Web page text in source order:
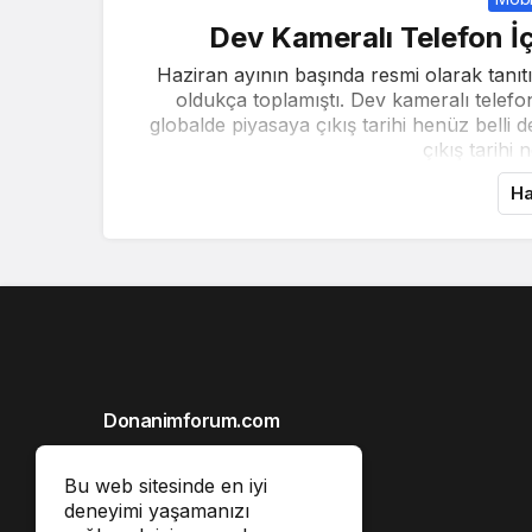
Dev Kameralı Telefon
Haziran ayının başında resmi olarak
oldukça toplamıştı. Dev kameralı
globalde piyasaya çıkış tarihi henüz belli
çıkış tarihi
Bu web sitesinde en iyi
deneyimi yaşamanızı
Donanimforum.com
Gizlilik İlkeleri